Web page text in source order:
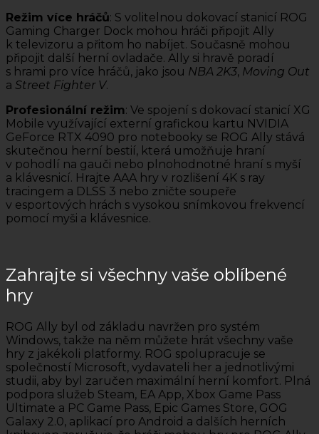
Režim více hráčů: S volitelnou dokovací stanicí ROG
Gaming Charger Dock mohou hráči připojit Ally
k televizoru a přitom ho nabíjet. Současně mohou
připojit další herní ovladače. Ally si hravě poradí
s hrami pro více hráčů, jako jsou NBA 2K3, Moving Out
a Street Fighter V.
Profesionální režim: Ve spojení s dokovací stanicí XG
Mobile využívající externí grafickou kartu NVIDIA
GeForce RTX 4090 pro notebooky se ROG Ally stává
skutečnou herní bestií, která umožňuje hraní
v pohodlí na gauči nebo plnohodnotné hraní s myší
a klávesnicí. Hrajte AAA hry v rozlišení 4K s ray
tracingem a DLSS 3 nebo zničte soupeře
v esportových hrách s vysokou snímkovou frekvencí
pomocí myši a klávesnice.
Zahrajte si všechny vaše oblíbené
hry
ROG Ally byl od základu navržen pro systém
Windows, takže na něm můžete hrát všechny vaše
hry z jakékoli platformy. ROG spolupracuje se
společností Microsoft, vydavateli her a jednotlivými
studii, aby byl zaručen maximální herní komfort. Plná
podpora služeb Steam, EA App, Xbox Game Pass
Ultimate a PC Game Pass, Epic Games Store, GOG
Galaxy 2.0, aplikací pro Android a dalších herních